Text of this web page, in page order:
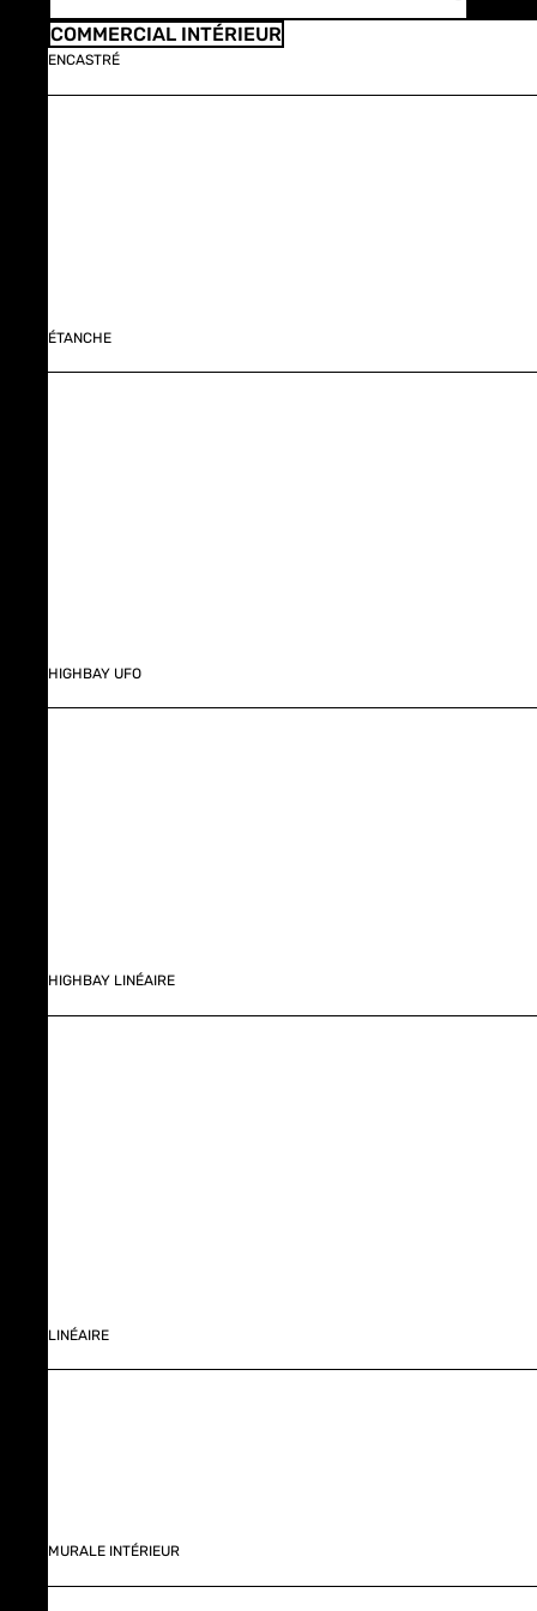
COMMERCIAL INTÉRIEUR
ENCASTRÉ
ÉTANCHE
HIGHBAY UFO
HIGHBAY LINÉAIRE
LINÉAIRE
MURALE INTÉRIEUR